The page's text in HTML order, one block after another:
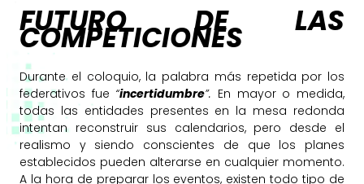
FUTURO DE LAS
COMPETICIONES
Durante el coloquio, la palabra más repetida por los
federativos fue “incertidumbre”. En mayor o medida,
todas las entidades presentes en la mesa redonda
intentan reconstruir sus calendarios, pero desde el
realismo y siendo conscientes de que los planes
establecidos pueden alterarse en cualquier momento.
A la hora de preparar los eventos, existen todo tipo de